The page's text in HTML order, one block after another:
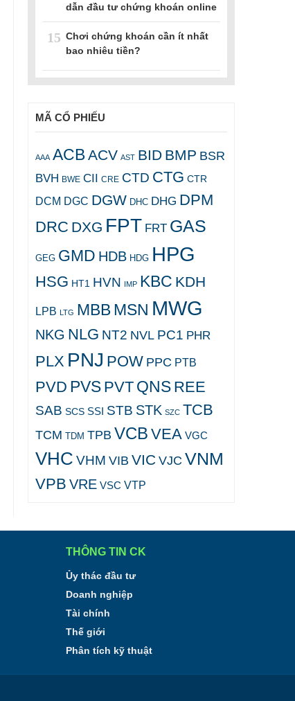
dẫn đầu tư chứng khoán online
15 Chơi chứng khoán cần ít nhất
bao nhiêu tiền?
MÃ CỔ PHIẾU
AAA ACB ACV AST BID BMP BSR
BVH BWE CII CRE CTD CTG CTR
DCM DGC DGW DHC DHG DPM
DRC DXG FPT FRT GAS
GEG GMD HDB HDG HPG
HSG HT1 HVN IMP KBC KDH
LPB LTG MBBMSN MWG
NKG NLG NT2 NVL PC1 PHR
PLX PNJ POW PPC PTB
PVD PVS PVT QNS REE
SAB SCS SSI STB STK SZC TCB
TCM TDM TPB VCB VEA VGC
VHC VHM VIB VICVJC VNM
VPB VRE VSC VTP
THÔNG TIN CK
Ủy thác đầu tư
Doanh nghiệp
Tài chính
Thế giới
Phân tích kỹ thuật